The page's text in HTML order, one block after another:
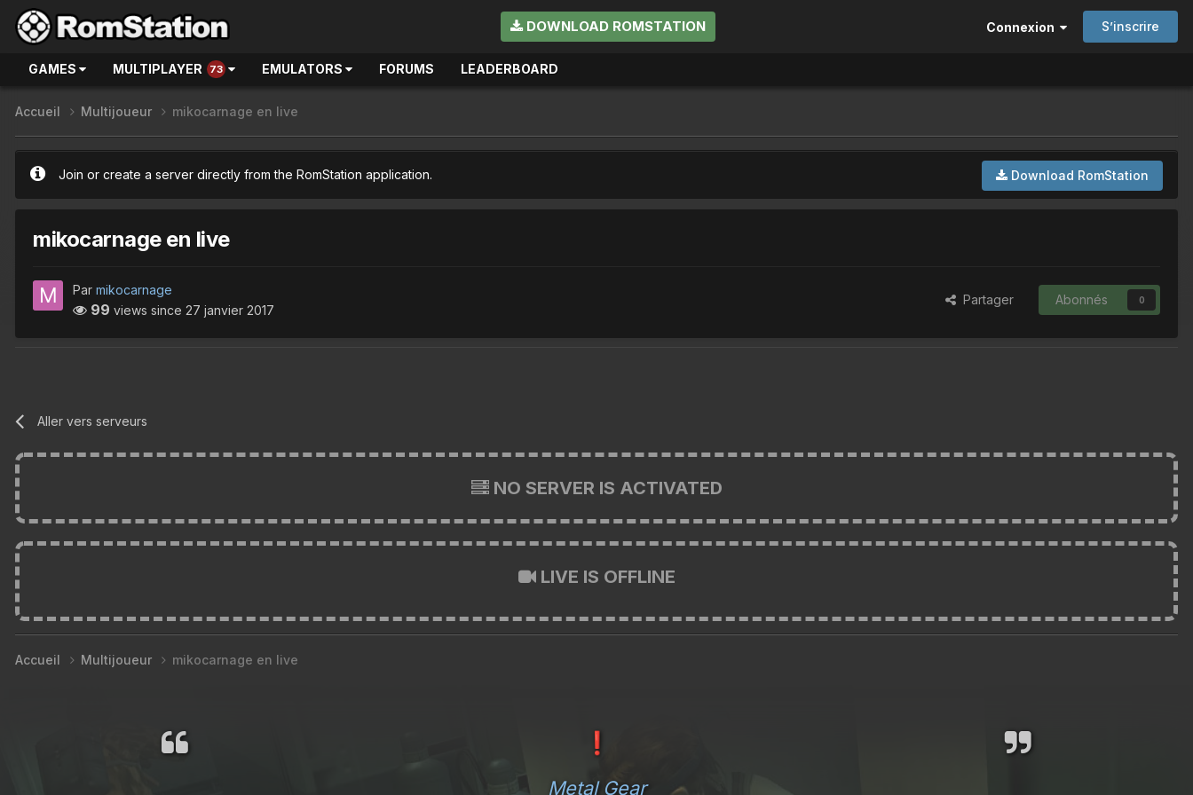
DOWNLOAD ROMSTATION Connexion S’inscrire
GAMES MULTIPLAYER 73 EMULATORS FORUMS LEADERBOARD
Accueil Multijoueur mikocarnage en live
Download RomStation
Join or create a server directly from the RomStation application.
mikocarnage en live
Par mikocarnage
99 views since 27 janvier 2017
Partager Abonnés 0
Aller vers serveurs
NO SERVER IS ACTIVATED
LIVE IS OFFLINE
Accueil Multijoueur mikocarnage en live
❗
Metal Gear